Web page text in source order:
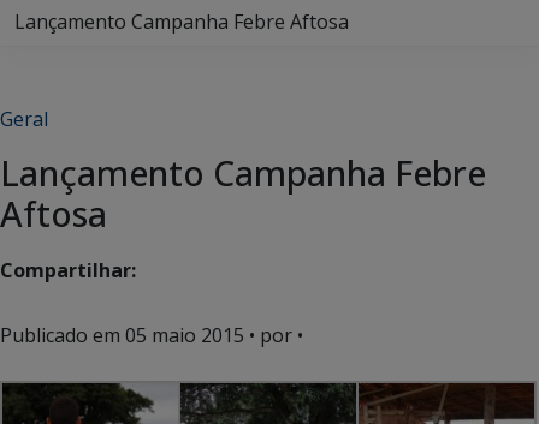
Lançamento Campanha Febre Aftosa
Geral
Lançamento Campanha Febre
Aftosa
Compartilhar:
Publicado em 05 maio 2015 • por •